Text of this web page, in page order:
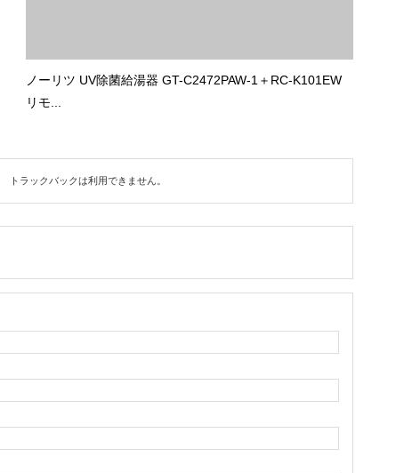
ノーリツ UV除菌給湯器 GT-C2472PAW-1＋RC-K101EW
リモ...
トラックバックは利用できません。